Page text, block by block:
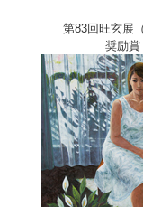
第83回旺玄展
奨励賞